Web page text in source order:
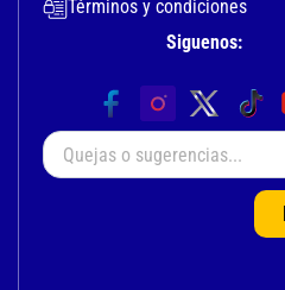
Términos y condiciones
Siguenos: